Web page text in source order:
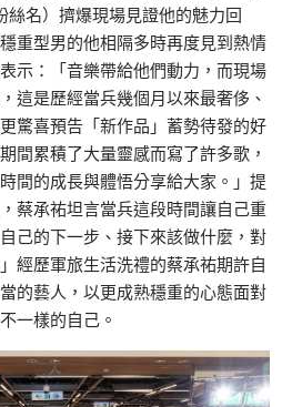
絲名）擠爆現場見證他的魅力回
重型男的他相隔多時再度見到熱情
示：「音樂帶給他們動力，而現場
，這是歷經當兵幾個月以來最奢侈、
驚喜預告「新作品」蓄勢待發的好
間累積了大量靈感而寫了許多歌，
間的成長與體悟分享給大家。」提
蔡承祐坦言當兵這段時間讓自己重
己的下一步、接下來該做什麼，對
經歷軍旅生活洗禮的蔡承祐期許自
的藝人，以更成熟穩重的心態面對
一樣的自己。